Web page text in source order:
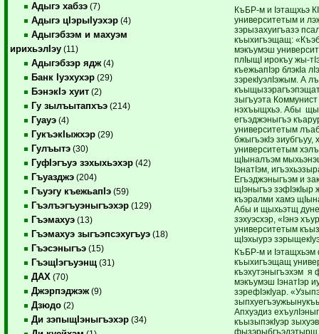
Адыгэ хабзэ (7)
Адыгэ цIэрыIуэхэр (4)
Адыгэбзэм и махуэм
ирихьэлIэу (11)
Адыгэбзэр ядж (4)
Банк Iуэхухэр (29)
БэнэкIэ хуит (2)
Гу зылъытапхъэ (214)
Гуауэ (4)
ГукъэкIыжхэр (29)
Гулъытэ (30)
ГуфIэгъуэ зэхыхьэхэр (42)
Гъуазджэ (204)
Гъуэгу къежьапIэ (59)
Гъэлъэгъуэныгъэхэр (129)
Гъэмахуэ (13)
Гъэмахуэ зыгъэпсэхугъуэ (18)
Гъэсэныгъэ (15)
ГъэщIэгъуэнщ (31)
ДАХ (70)
Джэрпэджэж (9)
Дзюдо (2)
Ди зэпыщIэныгъэхэр (34)
КъБР-м и Iэтащхьэ
университетым и
зэрызахуигъазэ
къыхигъэщащ:
мэкъумэш
плIыщI ирокъу жы-
къежьапIэр блэкIа
зэрекIуэлIэжым. А
зыгъуэта
нэхъыщхьэ. Абы
егъэджэныгъэ
университетым
бжыгъэкIэ зиубгъуу,
университетым
щIыналъэм
IэнатIэм,
Егъэджэныгъэм и
щIэныгъэ зэфIэкIыр
къэралми хамэ
Абы и щыхьэтщ
зэхуэсхэр, «Iэнэ
университетым
щIэхыурэ
КъБР-м и Iэтащхьэм
къыхигъэщащ
къэхутэныгъэхэм я
мэкъумэш IэнатIэр
зэрефIэкIуар.
Апхуэдиз
къызыпэкIуэр